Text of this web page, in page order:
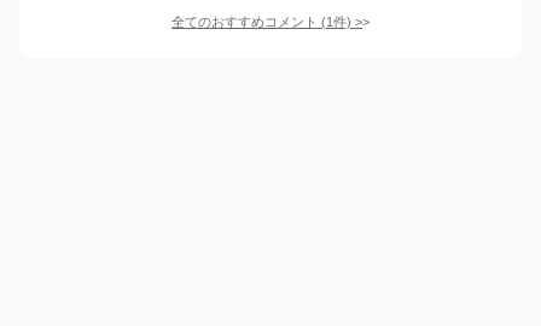
全てのおすすめコメント (1件) >